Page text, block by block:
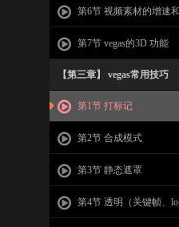
第6节 视频素材的增速
第7节 vegas的3D 功能
【第三章】 vegas常用技巧
第1节 打标记
第2节 合成模式
第3节 静态遮罩
第4节 透明（关键帧、